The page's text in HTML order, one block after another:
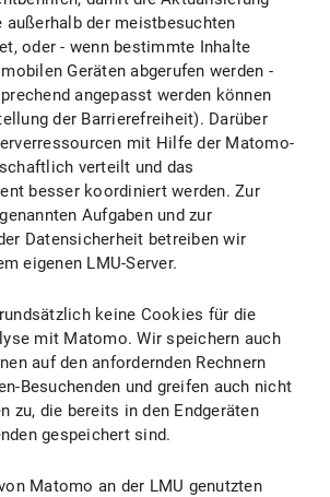
außerhalb der meistbesuchten
oder - wenn bestimmte Inhalte
Geräten abgerufen werden -
angepasst werden können
der Barrierefreiheit). Darüber
mit Hilfe der Matomo-
verteilt und das
besser koordiniert werden. Zur
Aufgaben und zur
Datensicherheit betreiben wir
eigenen LMU-Server.
keine Cookies für die
mit Matomo. Wir speichern auch
auf den anfordernden Rechnern
Besuchenden und greifen auch nicht
zu, die bereits in den Endgeräten
gespeichert sind.
Matomo an der LMU genutzten